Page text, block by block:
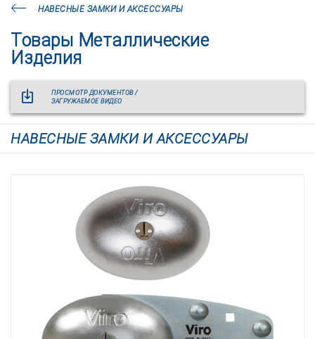
НАВЕСНЫЕ ЗАМКИ И АКСЕССУАРЫ
Товары Металлические
Изделия
ПРОСМОТР ДОКУМЕНТОВ /
ЗАГРУЖАЕМОЕ ВИДЕО
НАВЕСНЫЕ ЗАМКИ И АКСЕССУАРЫ